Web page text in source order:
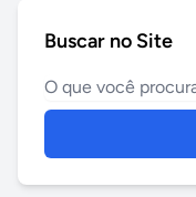
Buscar no Site